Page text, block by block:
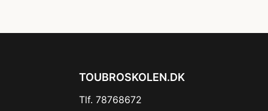
TOUBROSKOLEN.DK
Tlf. 78768672